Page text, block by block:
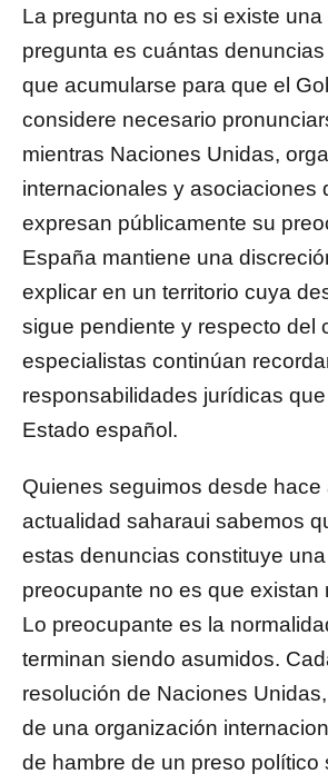
La pregunta no es si existe
pregunta es cuántas
que acumularse para que el
considere necesario
mientras Naciones Unidas,
internacionales y asociaciones
expresan públicamente su
España mantiene una
explicar en un territorio cuya
sigue pendiente y respecto del
especialistas continúan
responsabilidades jurídicas
Estado español.
Quienes seguimos desde hace
actualidad saharaui sabemos
estas denuncias constituye
preocupante no es que existan
Lo preocupante es la
terminan siendo asumidos.
resolución de Naciones
de una organización
de hambre de un preso político